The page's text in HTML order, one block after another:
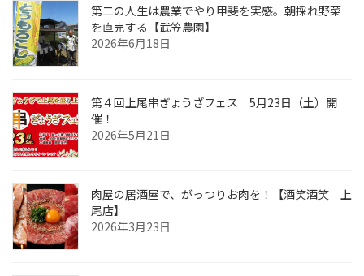
第二の人生は農業でやり甲斐を実感。朝採れ野菜
を直売する【武笠農園】
2026年6月18日
第４回上尾串ぎょうざフェス 5月23日（土）開
催！
2026年5月21日
肉屋の居酒屋で、がっつりお肉を！【酒笑酒笑 上
尾店】
2026年3月23日